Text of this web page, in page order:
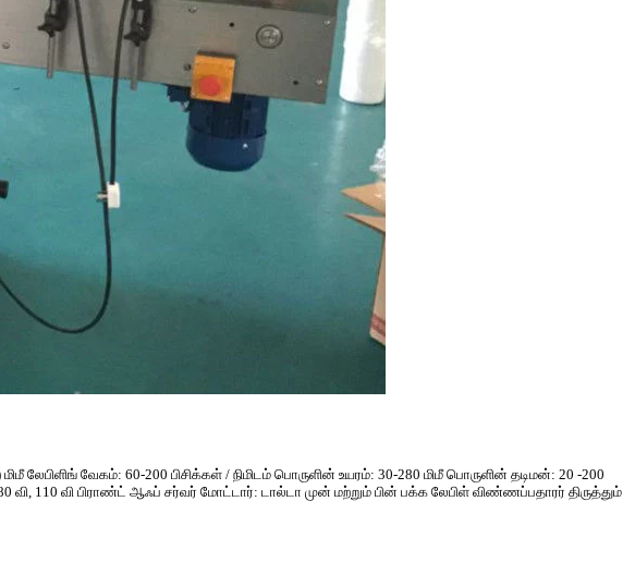
லேபிளிங் வேகம்: 60-200 பிசிக்கள் / நிமிடம் பொருளின் உயரம்: 30-280 மிமீ பொருளின் தடிமன்: 20 -200
வி, 110 வி பிராண்ட் ஆஃப் சர்வர் மோட்டார்: டால்டா முன் மற்றும் பின் பக்க லேபிள் விண்ணப்பதாரர் திருத்தும்